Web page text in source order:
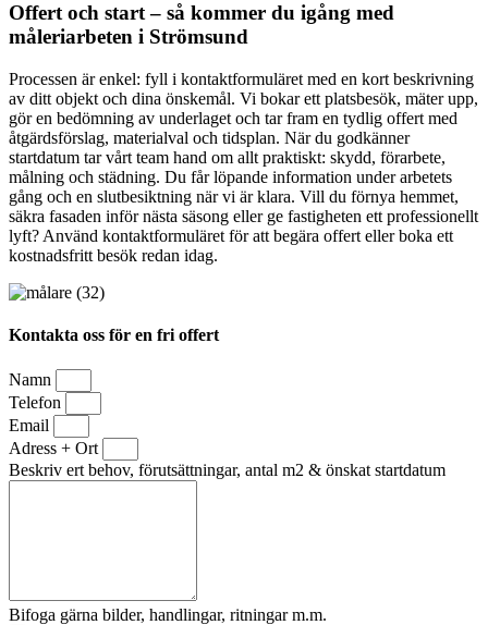
Offert och start – så kommer du igång med
måleriarbeten i Strömsund
Processen är enkel: fyll i kontaktformuläret med en kort beskrivning
av ditt objekt och dina önskemål. Vi bokar ett platsbesök, mäter upp,
gör en bedömning av underlaget och tar fram en tydlig offert med
åtgärdsförslag, materialval och tidsplan. När du godkänner
startdatum tar vårt team hand om allt praktiskt: skydd, förarbete,
målning och städning. Du får löpande information under arbetets
gång och en slutbesiktning när vi är klara. Vill du förnya hemmet,
säkra fasaden inför nästa säsong eller ge fastigheten ett professionellt
lyft? Använd kontaktformuläret för att begära offert eller boka ett
kostnadsfritt besök redan idag.
Kontakta oss för en fri offert
Namn
Telefon
Email
Adress + Ort
Beskriv ert behov, förutsättningar, antal m2 & önskat startdatum
Bifoga gärna bilder, handlingar, ritningar m.m.